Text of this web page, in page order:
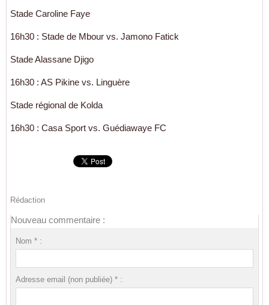
Stade Caroline Faye
16h30 : Stade de Mbour vs. Jamono Fatick
Stade Alassane Djigo
16h30 : AS Pikine vs. Linguère
Stade régional de Kolda
16h30 : Casa Sport vs. Guédiawaye FC
Rédaction
Nouveau commentaire :
Nom * :
Adresse email (non publiée) * :